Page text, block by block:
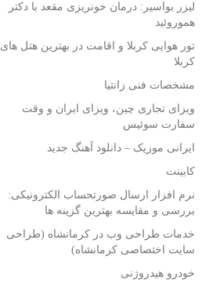
لیزر بواسیر: درمان خونریزی مقعد با دکتر
هموروئید
تور هوایی کربلا و اقامت در بهترین هتل های
کربلا
مشخصات فنی زانتیا
ویزای تجاری چین، ویزای ایران و وقت
سفارت سوئیس
ایرانی موزیک – دانلود آهنگ جدید
کابینت
نرم افزار ارسال صورتحساب الکترونیکی:
بررسی و مقایسه بهترین گزینه ها
خدمات طراحی وب در کرمانشاه (طراحی
سایت اختصاصی کرمانشاه)
خودرو هیدروژنی